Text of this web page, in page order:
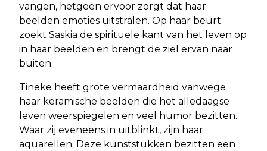
vangen, hetgeen ervoor zorgt dat haar
beelden emoties uitstralen. Op haar beurt
zoekt Saskia de spirituele kant van het leven op
in haar beelden en brengt de ziel ervan naar
buiten.
Tineke heeft grote vermaardheid vanwege
haar keramische beelden die het alledaagse
leven weerspiegelen en veel humor bezitten.
Waar zij eveneens in uitblinkt, zijn haar
aquarellen. Deze kunststukken bezitten een